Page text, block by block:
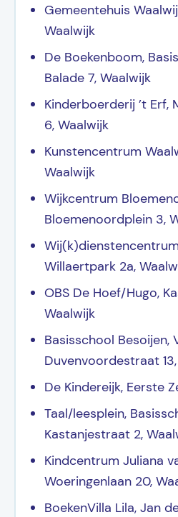
Gemeentehuis
Waalwijk
De Boekenboom,
Balade 7, Waalwijk
Kinderboerderij ’t Erf,
6, Waalwijk
Kunstencentrum
Waalwijk
Wijkcentrum
Bloemenoordplein 3,
Willaertpark 2a,
OBS De Hoef/Hugo,
Waalwijk
Basisschool Besoijen,
Duvenvoordestraat
De Kindereijk, Eerste
Taal/leesplein,
Kastanjestraat 2,
Kindcentrum Juliana
Woeringenlaan 20,
BoekenVilla Lila, Jan